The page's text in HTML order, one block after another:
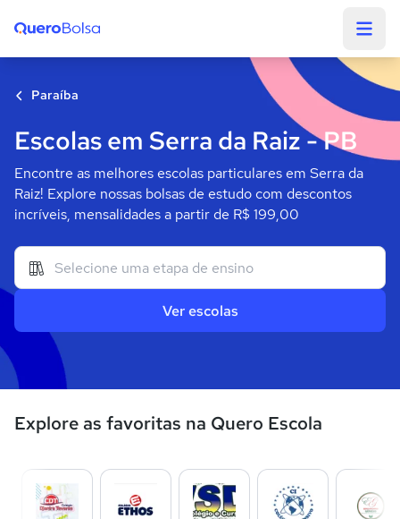
Paraíba
Escolas em Serra da Raiz - PB
Encontre as melhores escolas particulares em Serra da
Raiz! Explore nossas bolsas de estudo com descontos
incríveis, mensalidades a partir de R$ 199,00
Ver escolas
Explore as favoritas na Quero Escola